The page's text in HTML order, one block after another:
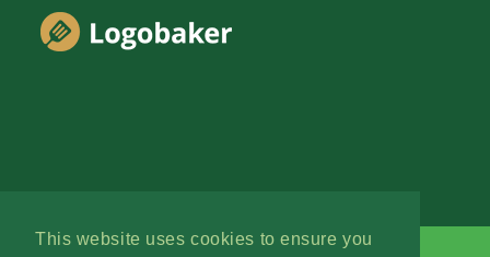
This website uses cookies to ensure you